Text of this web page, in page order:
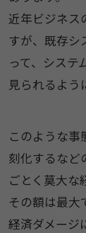
近年ビジネス
すが、既存シ
って、システ
見られるよう
このような
刻化するなど
ごとく莫大な
その額は最大
経済ダメージ